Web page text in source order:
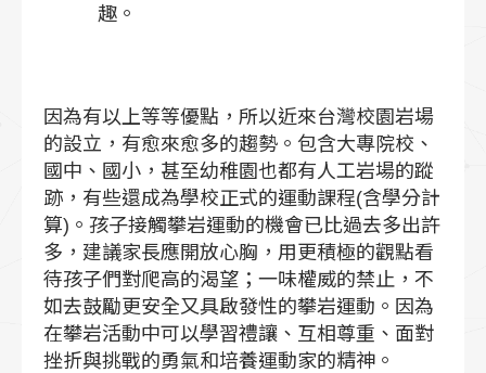
趣。
因為有以上等等優點，所以近來台灣校園岩場
的設立，有愈來愈多的趨勢。包含大專院校、
國中、國小，甚至幼稚園也都有人工岩場的蹤
跡，有些還成為學校正式的運動課程(含學分計
算)。孩子接觸攀岩運動的機會已比過去多出許
多，建議家長應開放心胸，用更積極的觀點看
待孩子們對爬高的渴望；一味權威的禁止，不
如去鼓勵更安全又具啟發性的攀岩運動。因為
在攀岩活動中可以學習禮讓、互相尊重、面對
挫折與挑戰的勇氣和培養運動家的精神。